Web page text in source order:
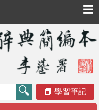
☰
學習筆記